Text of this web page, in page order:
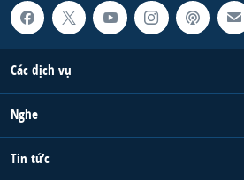
Các dịch vụ
Nghe
Tin tức